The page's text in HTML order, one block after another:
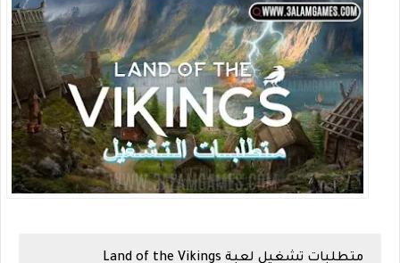
متطلبات تشغيل لعبة Land of the Vikings